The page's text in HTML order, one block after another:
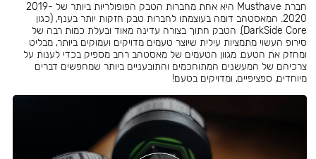
חברת Musthave היא אחת מחברות הטבק הפופולריות ביותר של 2019-
2020. המאסטהב דומה בעוצמתו לחברות טבק חזקות יותר בענף, (כגון
DarkSide Core). הטבק חתוך בצורה עדינה מאוד ובעלת כמות רבה של
סירופ העשוי מתמציות עילית שיוצר טעמים מדויקים ועמוקים ביותר, מבליט
ומחזק את הטעם. מגוון הטעמים של מאסטהב רחב מספיק בכדי לענות על
צרכיהם של המעשנים המתוחכמים והתובעניים ביותר שמחפשים דברים
מיוחדים, ספציפיים, ומדויקים בטעם!